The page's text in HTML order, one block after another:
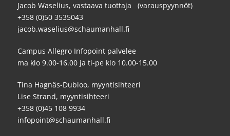
Jacob Waselius, vastaava tuottaja (varauspyynnöt)
+358 (0)50 3535043
jacob.waselius@schaumanhall.fi
Campus Allegro Infopoint palvelee
ma klo 9.00-16.00 ja ti-pe klo 10.00-15.00
Tina Hagnäs-Dubloo, myyntisihteeri
Lise Strand, myyntisihteeri
+358 (0)45 108 9934
infopoint@schaumanhall.fi